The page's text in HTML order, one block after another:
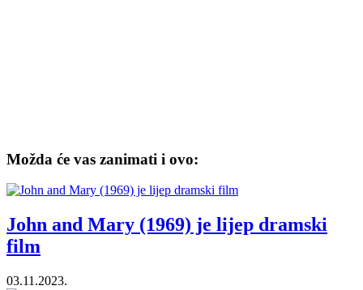
Možda će vas zanimati i ovo:
John and Mary (1969) je lijep dramski
film
03.11.2023.